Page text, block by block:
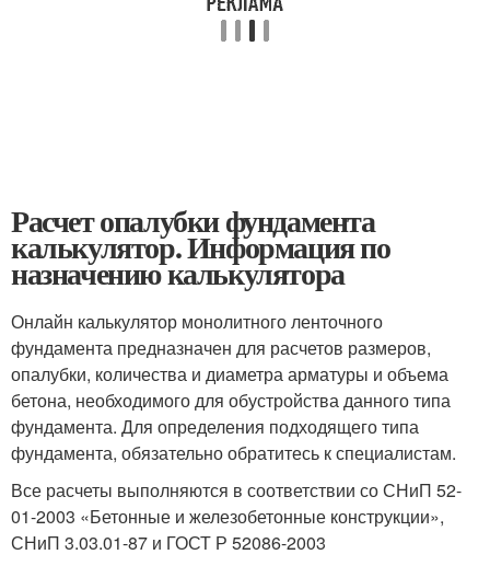
Расчет опалубки фундамента
калькулятор. Информация по
назначению калькулятора
Онлайн калькулятор монолитного ленточного
фундамента предназначен для расчетов размеров,
опалубки, количества и диаметра арматуры и объема
бетона, необходимого для обустройства данного типа
фундамента. Для определения подходящего типа
фундамента, обязательно обратитесь к специалистам.
Все расчеты выполняются в соответствии со СНиП 52-
01-2003 «Бетонные и железобетонные конструкции»,
СНиП 3.03.01-87 и ГОСТ Р 52086-2003